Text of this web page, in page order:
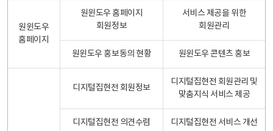
원윈도우
홈페이지
원윈도우 홈페이지
회원정보
서비스 제공을 위한
회원관리
원윈도우 홍보동의 현황 원윈도우 콘텐츠 홍보
디지털집현전 회원정보
디지털집현전 회원관리 및
맞춤지식 서비스 제공
디지털집현전 의견수렴 디지털집현전 서비스 개선